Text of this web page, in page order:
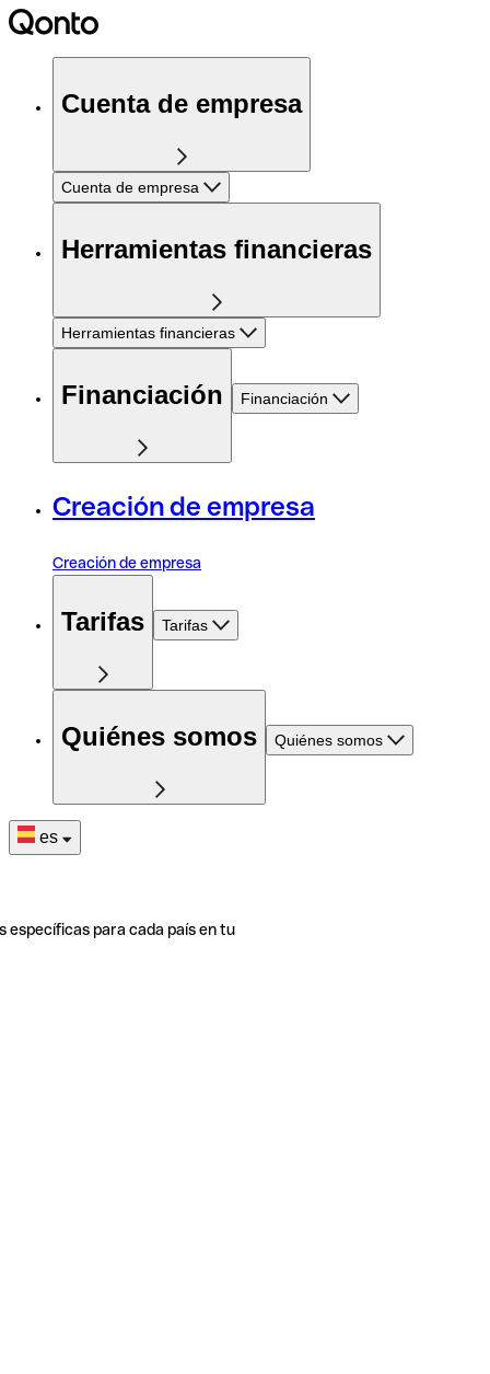
Cuenta de empresa
Cuenta de empresa
Herramientas financieras
Herramientas financieras
Financiación Financiación
Creación de empresa
Creación de empresa
Tarifas Tarifas
Quiénes somos Quiénes somos
es
específicas para cada país en tu